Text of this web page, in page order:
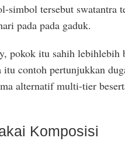
simbol tersebut swatantra
pada pada gaduk.
pokok itu sahih lebihlebih
itu contoh pertunjukkan
alternatif multi-tier
Komposisi